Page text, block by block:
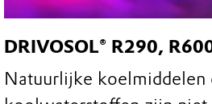
DRIVOSOL® R290,
Natuurlijke koelmiddelen